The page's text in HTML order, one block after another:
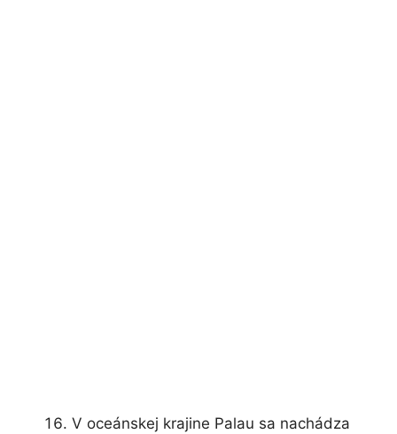
V oceánskej krajine Palau sa nachádza